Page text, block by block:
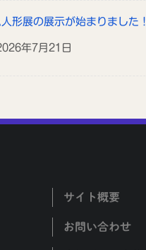
形展の展示が始まりました！
年7月21日
サイト概要
お問い合わせ